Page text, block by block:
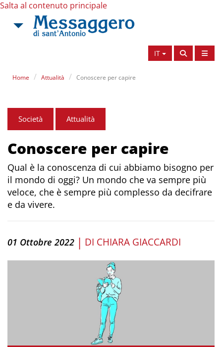
Salta al contenuto principale
IT
Home Attualità Conoscere per capire
Società Attualità
Conoscere per capire
Qual è la conoscenza di cui abbiamo bisogno per
il mondo di oggi? Un mondo che va sempre più
veloce, che è sempre più complesso da decifrare
e da vivere.
01 Ottobre 2022 | DI CHIARA GIACCARDI